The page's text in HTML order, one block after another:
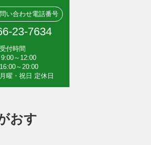
い合わせ電話番号
23-7634
受付時間
～12:00
～20:00
曜・祝日 定休日
おす